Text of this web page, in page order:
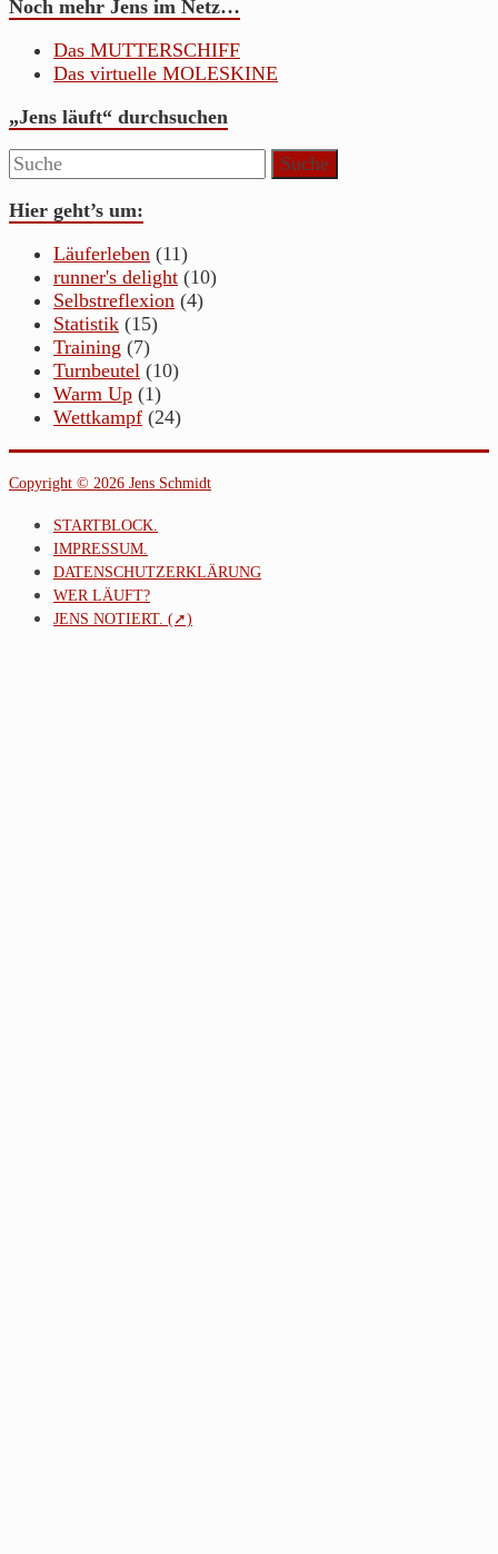
Noch mehr Jens im Netz…
Das MUTTERSCHIFF
Das virtuelle MOLESKINE
„Jens läuft“ durchsuchen
Hier geht’s um:
Läuferleben (11)
runner's delight (10)
Selbstreflexion (4)
Statistik (15)
Training (7)
Turnbeutel (10)
Warm Up (1)
Wettkampf (24)
Copyright © 2026 Jens Schmidt
STARTBLOCK.
IMPRESSUM.
DATENSCHUTZERKLÄRUNG
WER LÄUFT?
JENS NOTIERT. (➚)